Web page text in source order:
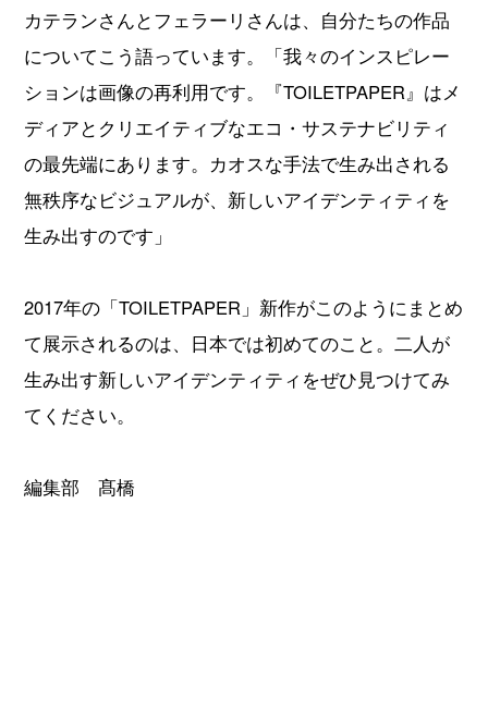
カテランさんとフェラーリさんは、自分たちの作品
についてこう語っています。「我々のインスピレー
ションは画像の再利用です。『TOILETPAPER』はメ
ディアとクリエイティブなエコ・サステナビリティ
の最先端にあります。カオスな手法で生み出される
無秩序なビジュアルが、新しいアイデンティティを
生み出すのです」
2017年の「TOILETPAPER」新作がこのようにまとめ
て展示されるのは、日本では初めてのこと。二人が
生み出す新しいアイデンティティをぜひ見つけてみ
てください。
編集部 髙橋